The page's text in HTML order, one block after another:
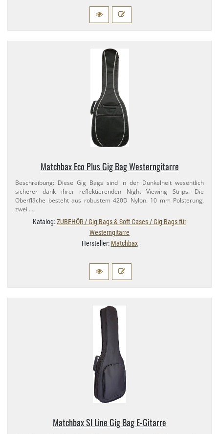
Matchbax Eco Plus Gig Bag Westerngitarre
Beschreibung: Diese Gig Bags sind in der Dunkelheit wesentlich
sicherer dank ihrer reflektierenden Night Viewing Strips. Die
Oberfläche besteht aus robustem 420D Nylon. 10 mm Polsterung,
zwei …
Katalog:ZUBEHÖR / Gig Bags & Soft Cases / Gig Bags für
Westerngitarre
Hersteller: Matchbax
Matchbax SI Line Gig Bag E-​Gitarre